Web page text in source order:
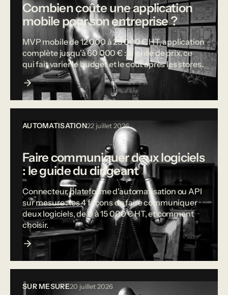
Combien coûte une application
mobile pour son entreprise ?
MVP mobile de 12 000 à 25 000 € HT, application
complète jusqu'à 60 000 € : la grille de prix, ce
qui fait varier le budget et le coût après les stores.
AUTOMATISATION22 juillet 2026
Faire communiquer deux logiciels
: le guide du dirigeant
Connecteur, plateforme d'automatisation ou API
sur mesure : les 4 façons de faire communiquer
deux logiciels, de 0 à 15 000 € HT, et comment
choisir.
SUR MESURE20 juillet 2026